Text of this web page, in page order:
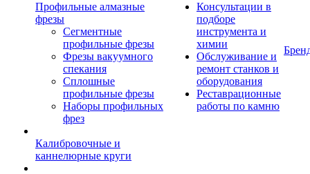
Профильные алмазные
фрезы
Сегментные
профильные фрезы
Фрезы вакуумного
спекания
Сплошные
профильные фрезы
Наборы профильных
фрез
Калибровочные и
каннелюрные круги
Консультации в
подборе
инструмента и
химии
Обслуживание и
ремонт станков и
оборудования
Реставрационные
работы по камню